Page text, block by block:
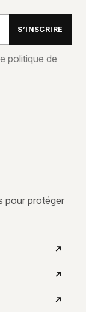
S’INSCRIRE
politique de
pour protéger
↗
↗
↗